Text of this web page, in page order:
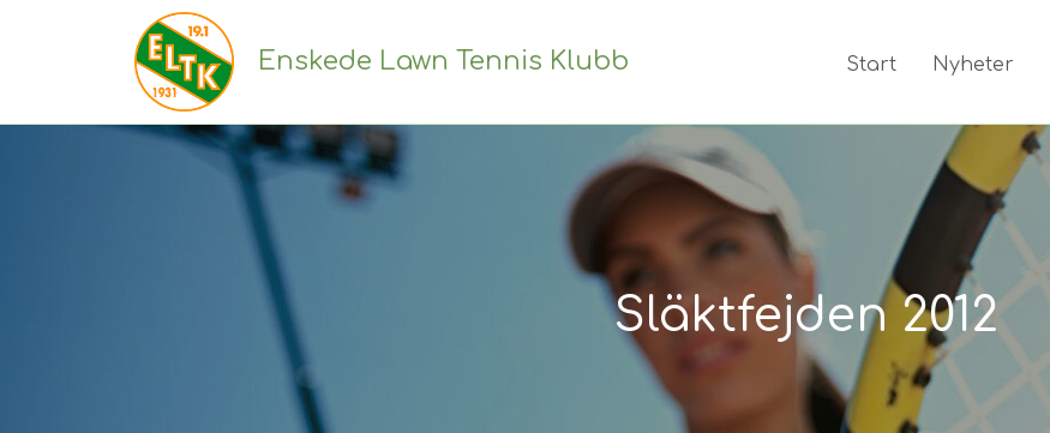
Enskede Lawn Tennis Klubb Start Nyheter
Släktfejden 2012